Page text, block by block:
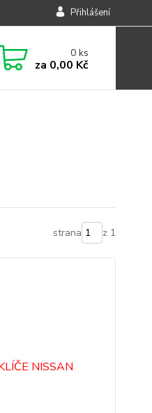
Přihlášení
0ks
za 0,00 Kč
strana z 1